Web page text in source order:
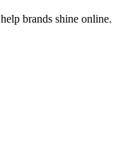
brands shine online.